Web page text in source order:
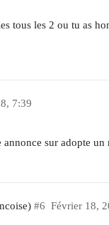
tous les 2 ou tu as
7:39
annonce sur adopte
Février 18,
#6